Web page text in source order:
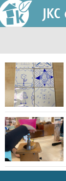
Bellen